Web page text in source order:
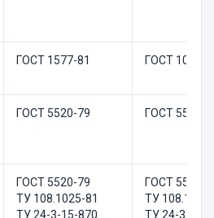
ГОСТ 1577-81 ГОСТ 1050-
ГОСТ 5520-79 ГОСТ 5520-
ГОСТ 5520-79
ТУ 108.1025-81
ТУ 24-3-15-870
ГОСТ 5520-
ТУ
ТУ 24-3-15-